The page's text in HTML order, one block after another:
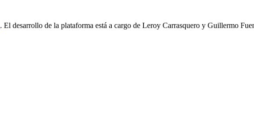
. El desarrollo de la plataforma está a cargo de Leroy Carrasquero y Guillermo